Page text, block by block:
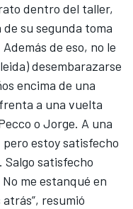
dentro del taller,
su segunda toma
de eso, no le
desembarazarse
encima de una
a una vuelta
o Jorge. A una
estoy satisfecho
satisfecho
me estanqué en
resumió